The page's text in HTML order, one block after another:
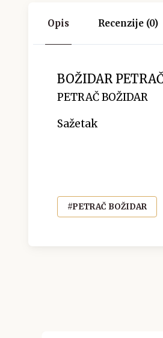
Opis Recenzije (0)
BOŽIDAR
PETRAČ BOŽIDAR
Sažetak
#PETRAČ BOŽIDAR